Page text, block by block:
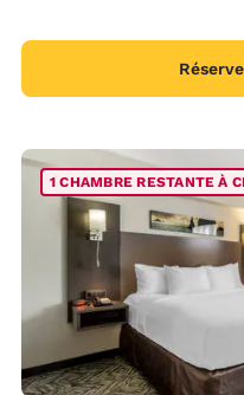
1 CHAMBRE RESTANTE À